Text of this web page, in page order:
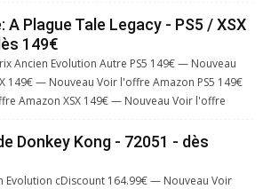
A Plague Tale Legacy - PS5 / XSX
149€
Ancien Evolution Autre PS5 149€ — Nouveau
149€ — Nouveau Voir l'offre Amazon PS5 149€
Amazon XSX 149€ — Nouveau Voir l'offre
Donkey Kong - 72051 - dès
Evolution cDiscount 164.99€ — Nouveau Voir